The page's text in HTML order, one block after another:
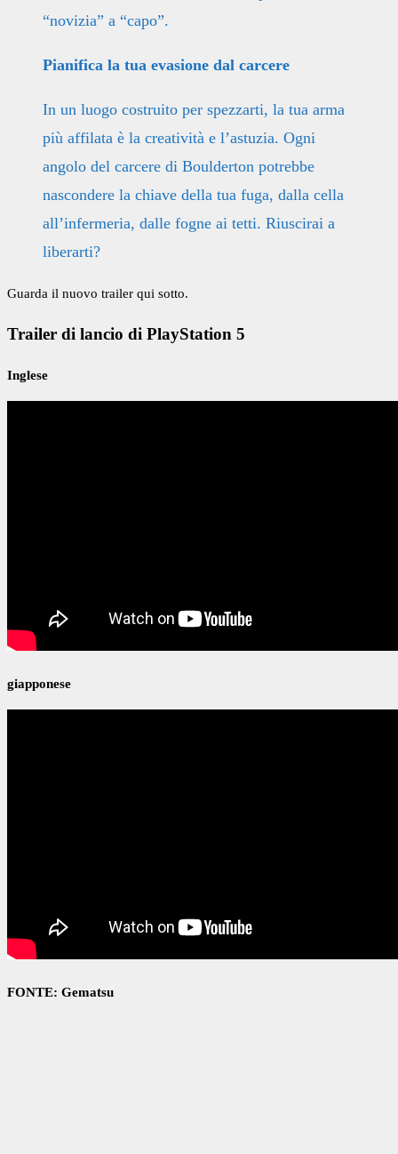
“novizia” a “capo”.
Pianifica la tua evasione dal carcere
In un luogo costruito per spezzarti, la tua arma
più affilata è la creatività e l’astuzia. Ogni
angolo del carcere di Boulderton potrebbe
nascondere la chiave della tua fuga, dalla cella
all’infermeria, dalle fogne ai tetti. Riuscirai a
liberarti?
Guarda il nuovo trailer qui sotto.
Trailer di lancio di PlayStation 5
Inglese
giapponese
FONTE: Gematsu